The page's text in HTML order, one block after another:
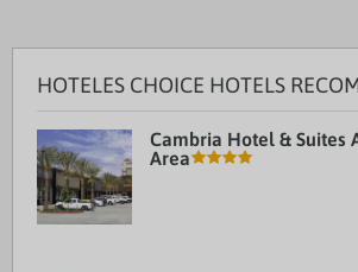
HOTELES CHOICE HOTELS
Cambria Hotel & Suites
Area